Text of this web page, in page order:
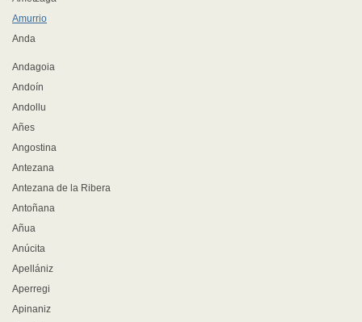
Amurrio
Anda
Andagoia
Andoín
Andollu
Añes
Angostina
Antezana
Antezana de la Ribera
Antoñana
Añua
Anúcita
Apellániz
Aperregi
Apinaniz